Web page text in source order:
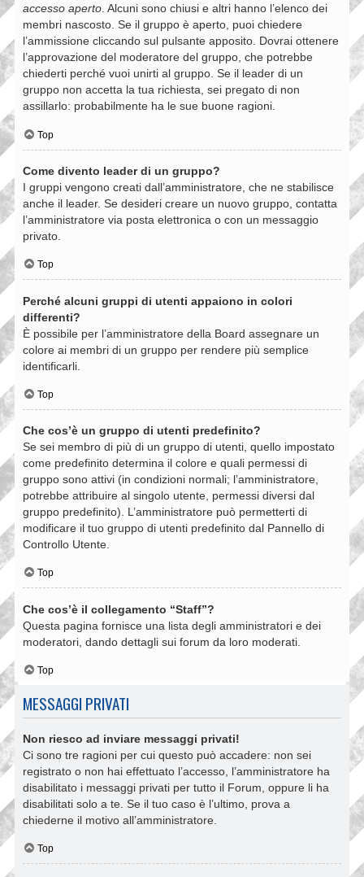
accesso aperto. Alcuni sono chiusi e altri hanno l’elenco dei
membri nascosto. Se il gruppo è aperto, puoi chiedere
l’ammissione cliccando sul pulsante apposito. Dovrai ottenere
l’approvazione del moderatore del gruppo, che potrebbe
chiederti perché vuoi unirti al gruppo. Se il leader di un
gruppo non accetta la tua richiesta, sei pregato di non
assillarlo: probabilmente ha le sue buone ragioni.
Top
Come divento leader di un gruppo?
I gruppi vengono creati dall’amministratore, che ne stabilisce
anche il leader. Se desideri creare un nuovo gruppo, contatta
l’amministratore via posta elettronica o con un messaggio
privato.
Top
Perché alcuni gruppi di utenti appaiono in colori
differenti?
È possibile per l’amministratore della Board assegnare un
colore ai membri di un gruppo per rendere più semplice
identificarli.
Top
Che cos’è un gruppo di utenti predefinito?
Se sei membro di più di un gruppo di utenti, quello impostato
come predefinito determina il colore e quali permessi di
gruppo sono attivi (in condizioni normali; l’amministratore,
potrebbe attribuire al singolo utente, permessi diversi dal
gruppo predefinito). L’amministratore può permetterti di
modificare il tuo gruppo di utenti predefinito dal Pannello di
Controllo Utente.
Top
Che cos’è il collegamento “Staff”?
Questa pagina fornisce una lista degli amministratori e dei
moderatori, dando dettagli sui forum da loro moderati.
Top
MESSAGGI PRIVATI
Non riesco ad inviare messaggi privati!
Ci sono tre ragioni per cui questo può accadere: non sei
registrato o non hai effettuato l’accesso, l’amministratore ha
disabilitato i messaggi privati per tutto il Forum, oppure li ha
disabilitati solo a te. Se il tuo caso è l’ultimo, prova a
chiederne il motivo all’amministratore.
Top